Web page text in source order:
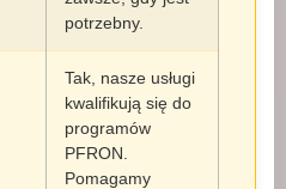
potrzebny.
Tak, nasze usługi
kwalifikują się do
programów
PFRON.
Pomagamy